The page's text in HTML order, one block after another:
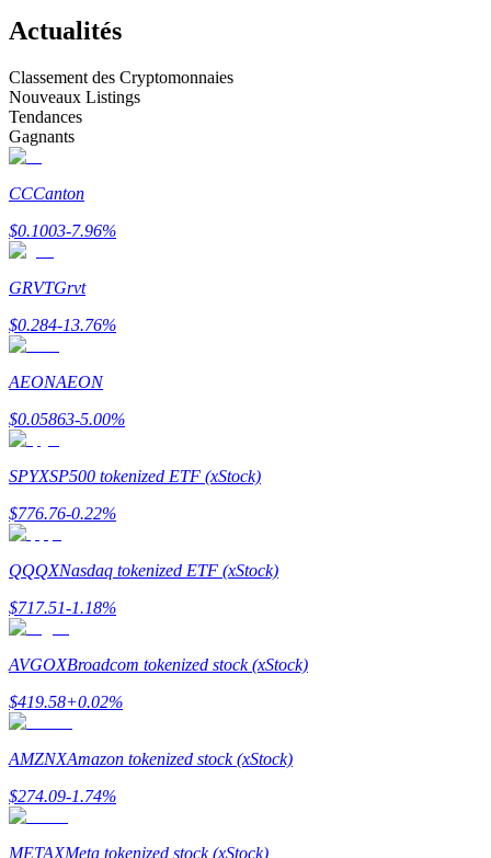
Stratégies de trading
Apprenez à rester rentable
Actualités
Classement des Cryptomonnaies
Nouveaux Listings
Tendances
Gagnants
CCCanton
$0.1003-7.96%
GRVTGrvt
$0.284-13.76%
AEONAEON
$0.05863-5.00%
SPYXSP500 tokenized ETF (xStock)
$776.76-0.22%
QQQXNasdaq tokenized ETF (xStock)
$717.51-1.18%
AVGOXBroadcom tokenized stock (xStock)
$419.58+0.02%
AMZNXAmazon tokenized stock (xStock)
$274.09-1.74%
METAXMeta tokenized stock (xStock)